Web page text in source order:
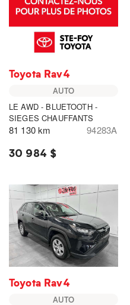
Toyota Rav4
AUTO
LE AWD - BLUETOOTH -
SIEGES CHAUFFANTS
81 130 km 94283A
30 984 $
Toyota Rav4
AUTO